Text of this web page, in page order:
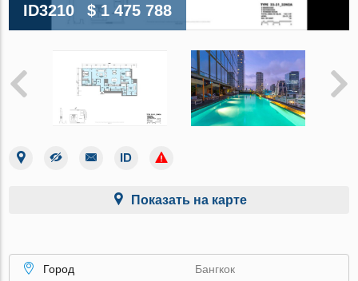
ID3210 $ 1 475 788
Показать на карте
Город
Бангкок